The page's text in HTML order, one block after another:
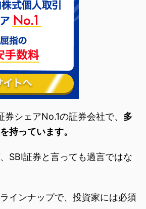
シェアNo.1の証券会社で、 多
持っています。
SBI証券と言っても過言ではな
インナップで、投資家には必須